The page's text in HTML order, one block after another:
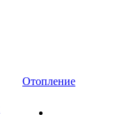
Отопление